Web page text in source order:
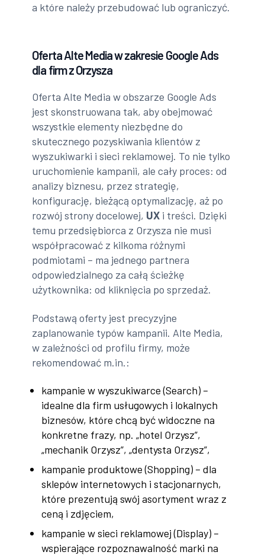
a które należy przebudować lub ograniczyć.
Oferta Alte Media w zakresie Google Ads
dla firm z Orzysza
Oferta Alte Media w obszarze Google Ads
jest skonstruowana tak, aby obejmować
wszystkie elementy niezbędne do
skutecznego pozyskiwania klientów z
wyszukiwarki i sieci reklamowej. To nie tylko
uruchomienie kampanii, ale cały proces: od
analizy biznesu, przez strategię,
konfigurację, bieżącą optymalizację, aż po
rozwój strony docelowej, UX i treści. Dzięki
temu przedsiębiorca z Orzysza nie musi
współpracować z kilkoma różnymi
podmiotami – ma jednego partnera
odpowiedzialnego za całą ścieżkę
użytkownika: od kliknięcia po sprzedaż.
Podstawą oferty jest precyzyjne
zaplanowanie typów kampanii. Alte Media,
w zależności od profilu firmy, może
rekomendować m.in.:
kampanie w wyszukiwarce (Search) –
idealne dla firm usługowych i lokalnych
biznesów, które chcą być widoczne na
konkretne frazy, np. „hotel Orzysz”,
„mechanik Orzysz”, „dentysta Orzysz”,
kampanie produktowe (Shopping) – dla
sklepów internetowych i stacjonarnych,
które prezentują swój asortyment wraz z
ceną i zdjęciem,
kampanie w sieci reklamowej (Display) –
wspierające rozpoznawalność marki na